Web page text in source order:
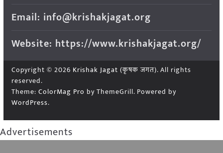
Email: info@krishakjagat.org
Website: https://www.krishakjagat.org/
Copyright © 2026 Krishak Jagat (कृषक जगत). All rights
reserved.
Theme: ColorMag Pro by ThemeGrill. Powered by
WordPress.
Advertisements